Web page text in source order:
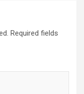
Required fields